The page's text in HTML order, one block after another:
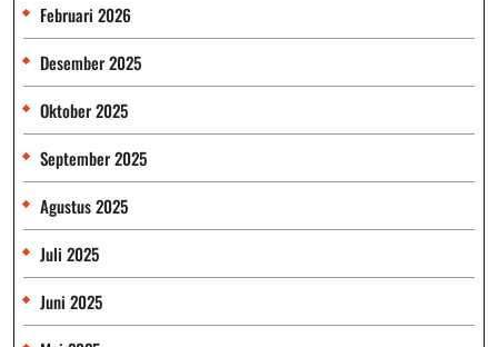
Februari 2026
Desember 2025
Oktober 2025
September 2025
Agustus 2025
Juli 2025
Juni 2025